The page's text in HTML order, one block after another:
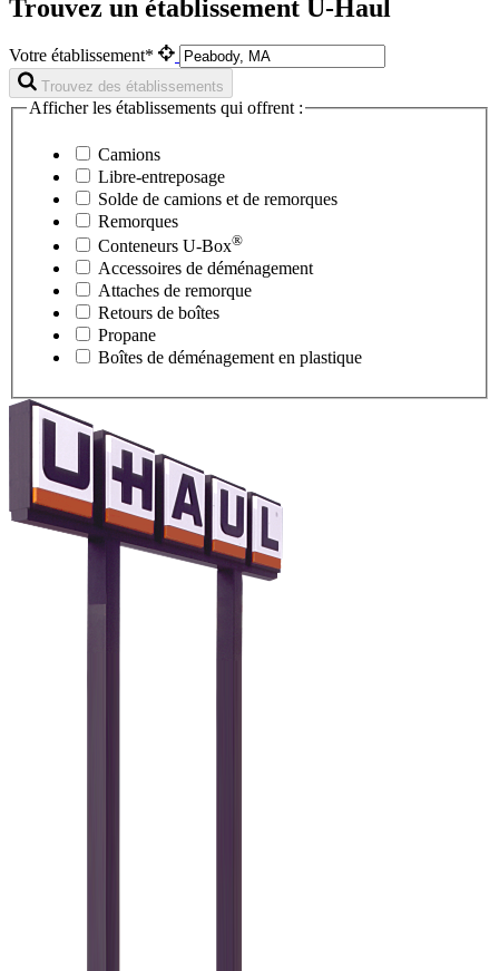
Trouvez un établissement U-Haul
Votre établissement*
Trouvez des établissements
Afficher les établissements qui offrent :
Camions
Libre-entreposage
Solde de camions et de remorques
Remorques
Conteneurs U-Box®
Accessoires de déménagement
Attaches de remorque
Retours de boîtes
Propane
Boîtes de déménagement en plastique